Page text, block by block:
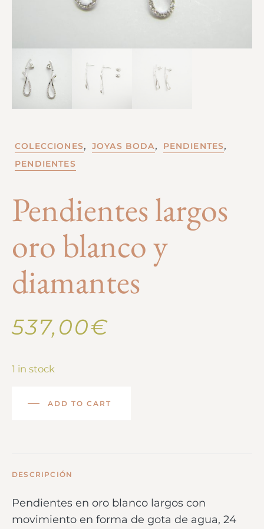
COLECCIONES, JOYAS BODA, PENDIENTES,
PENDIENTES
Pendientes largos
oro blanco y
diamantes
537,00€
1 in stock
ADD TO CART
DESCRIPCIÓN
Pendientes en oro blanco largos con
movimiento en forma de gota de agua, 24